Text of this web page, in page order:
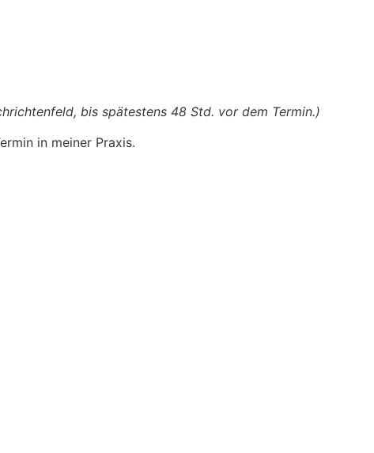
bis spätestens 48 Std. vor dem Termin.)
in meiner Praxis.